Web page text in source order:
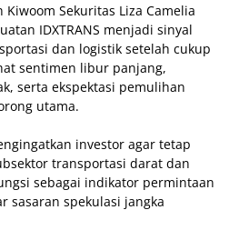
Kiwoom Sekuritas Liza Camelia
IDXTRANS menjadi sinyal
dan logistik setelah cukup
sentimen libur panjang,
serta ekspektasi pemulihan
utama.
investor agar tetap
transportasi darat dan
sebagai indikator permintaan
sasaran spekulasi jangka